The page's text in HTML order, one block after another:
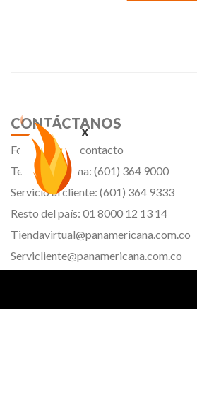
x
CONTÁCTANOS
Formulario de contacto
Teléfono oficina: (601) 364 9000
Servicio al cliente: (601) 364 9333
Resto del país: 01 8000 12 13 14
Tiendavirtual@panamericana.com.co
Servicliente@panamericana.com.co